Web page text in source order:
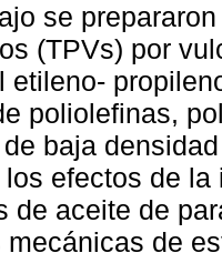
se
(TPVs) por
etileno-
poliolefinas,
baja
efectos de
de aceite de
mecánicas de